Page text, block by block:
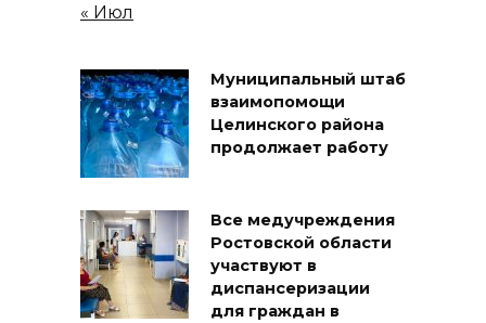
« Июл
Муниципальный штаб
взаимопомощи
Целинского района
продолжает работу
Все медучреждения
Ростовской области
участвуют в
диспансеризации
для граждан в